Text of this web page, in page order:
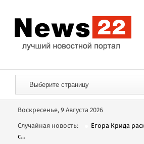
Воскресенье, 9 Августа 2026
Случайная новость:
Егора Крида
с...